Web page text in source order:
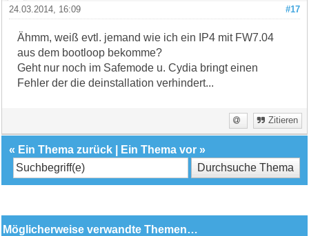
#17
24.03.2014, 16:09
Ähmm, weiß evtl. jemand wie ich ein IP4 mit FW7.04
aus dem bootloop bekomme?
Geht nur noch im Safemode u. Cydia bringt einen
Fehler der die deinstallation verhindert...
Zitieren
« Ein Thema zurück Ein Thema vor »
Möglicherweise verwandte Themen…